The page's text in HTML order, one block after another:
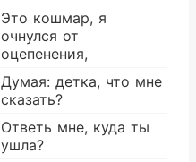
Это кошмар, я
очнулся от
оцепенения,
Думая: детка, что мне
сказать?
Ответь мне, куда ты
ушла?